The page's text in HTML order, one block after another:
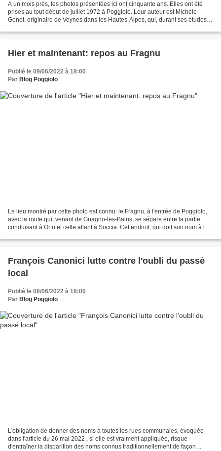
A un mois près, les photos présentées ici ont cinquante ans. Elles ont été
prises au tout début de juillet 1972 à Poggiolo. Leur auteur est Michèle
Genet, originaire de Veynes dans les Hautes-Alpes, qui, durant ses études
Hier et maintenant: repos au Fragnu
Publié le 09/06/2022 à 18:00
Par Blog Poggiolo
Le lieu montré par cette photo est connu: le Fragnu, à l'entrée de Poggiolo,
avec la route qui, venant de Guagno-les-Bains, se sépare entre la partie
conduisant à Orto et celle allant à Soccia. Cet endroit, qui doit son nom à la
François Canonici lutte contre l'oubli du passé
local
Publié le 08/06/2022 à 18:00
Par Blog Poggiolo
L'obligation de donner des noms à toutes les rues communales, évoquée
dans l'article du 26 mai 2022 , si elle est vraiment appliquée, risque
d'entraîner la disparition des noms connus traditionnellement de façon